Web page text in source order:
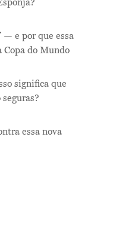
— e por que essa
do Mundo
significa que
essa nova